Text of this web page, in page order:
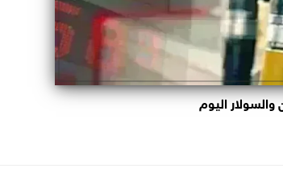
والسولار اليوم